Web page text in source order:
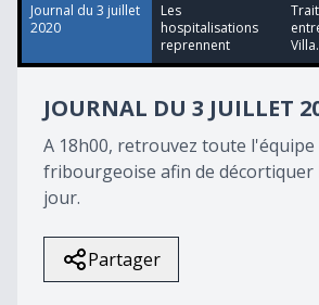
Journal du 3 juillet
2020
Les
hospitalisations
reprennent
JOURNAL DU 3 JUILLET
A 18h00, retrouvez toute l'équipe
fribourgeoise afin de décortiquer
jour.
Partager